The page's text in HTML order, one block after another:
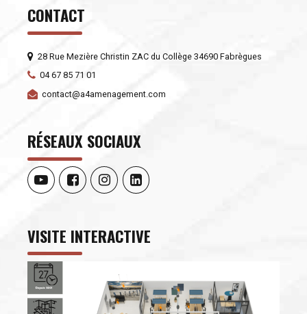
CONTACT
28 Rue Mezière Christin ZAC du Collège 34690 Fabrègues
04 67 85 71 01
contact@a4amenagement.com
RÉSEAUX SOCIAUX
VISITE INTERACTIVE